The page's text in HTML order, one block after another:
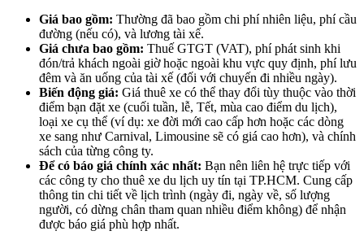
Giá bao gồm: Thường đã bao gồm chi phí nhiên liệu, phí cầu
đường (nếu có), và lương tài xế.
Giá chưa bao gồm: Thuế GTGT (VAT), phí phát sinh khi
đón/trả khách ngoài giờ hoặc ngoài khu vực quy định, phí lưu
đêm và ăn uống của tài xế (đối với chuyến đi nhiều ngày).
Biến động giá: Giá thuê xe có thể thay đổi tùy thuộc vào thời
điểm bạn đặt xe (cuối tuần, lễ, Tết, mùa cao điểm du lịch),
loại xe cụ thể (ví dụ: xe đời mới cao cấp hơn hoặc các dòng
xe sang như Carnival, Limousine sẽ có giá cao hơn), và chính
sách của từng công ty.
Để có báo giá chính xác nhất: Bạn nên liên hệ trực tiếp với
các công ty cho thuê xe du lịch uy tín tại TP.HCM. Cung cấp
thông tin chi tiết về lịch trình (ngày đi, ngày về, số lượng
người, có dừng chân tham quan nhiều điểm không) để nhận
được báo giá phù hợp nhất.